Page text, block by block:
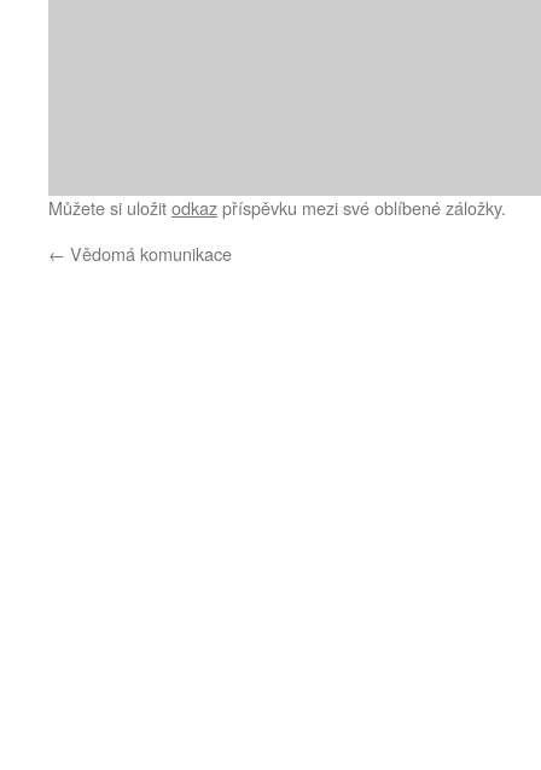
Můžete si uložitodkazpříspěvku mezi své oblíbené záložky.
← Vědomá komunikace